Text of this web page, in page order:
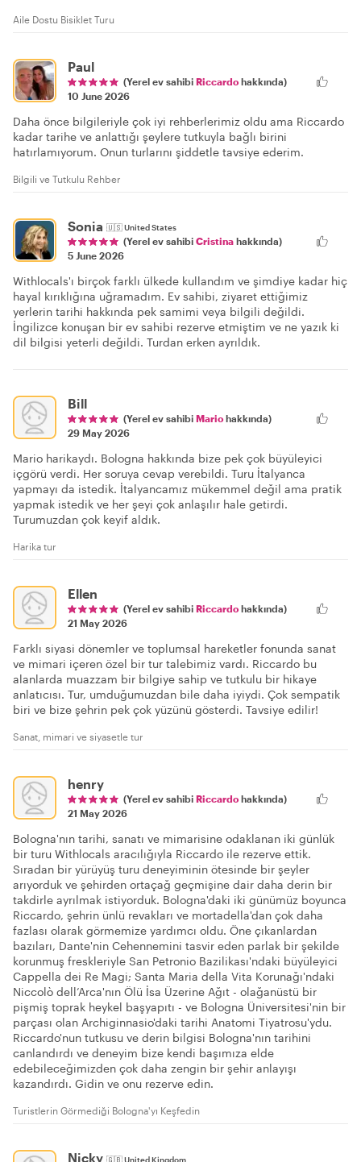
Aile Dostu Bisiklet Turu
Paul
(Yerel ev sahibi Riccardo hakkında)
10 June 2026
Daha önce bilgileriyle çok iyi rehberlerimiz oldu ama Riccardo
kadar tarihe ve anlattığı şeylere tutkuyla bağlı birini
hatırlamıyorum. Onun turlarını şiddetle tavsiye ederim.
Bilgili ve Tutkulu Rehber
Sonia 🇺🇸United States
(Yerel ev sahibi Cristina hakkında)
5 June 2026
Withlocals'ı birçok farklı ülkede kullandım ve şimdiye kadar hiç
hayal kırıklığına uğramadım. Ev sahibi, ziyaret ettiğimiz
yerlerin tarihi hakkında pek samimi veya bilgili değildi.
İngilizce konuşan bir ev sahibi rezerve etmiştim ve ne yazık ki
dil bilgisi yeterli değildi. Turdan erken ayrıldık.
Bill
(Yerel ev sahibi Mario hakkında)
29 May 2026
Mario harikaydı. Bologna hakkında bize pek çok büyüleyici
içgörü verdi. Her soruya cevap verebildi. Turu İtalyanca
yapmayı da istedik. İtalyancamız mükemmel değil ama pratik
yapmak istedik ve her şeyi çok anlaşılır hale getirdi.
Turumuzdan çok keyif aldık.
Harika tur
Ellen
(Yerel ev sahibi Riccardo hakkında)
21 May 2026
Farklı siyasi dönemler ve toplumsal hareketler fonunda sanat
ve mimari içeren özel bir tur talebimiz vardı. Riccardo bu
alanlarda muazzam bir bilgiye sahip ve tutkulu bir hikaye
anlatıcısı. Tur, umduğumuzdan bile daha iyiydi. Çok sempatik
biri ve bize şehrin pek çok yüzünü gösterdi. Tavsiye edilir!
Sanat, mimari ve siyasetle tur
henry
(Yerel ev sahibi Riccardo hakkında)
21 May 2026
Bologna'nın tarihi, sanatı ve mimarisine odaklanan iki günlük
bir turu Withlocals aracılığıyla Riccardo ile rezerve ettik.
Sıradan bir yürüyüş turu deneyiminin ötesinde bir şeyler
arıyorduk ve şehirden ortaçağ geçmişine dair daha derin bir
takdirle ayrılmak istiyorduk. Bologna'daki iki günümüz boyunca
Riccardo, şehrin ünlü revakları ve mortadella'dan çok daha
fazlası olarak görmemize yardımcı oldu. Öne çıkanlardan
bazıları, Dante'nin Cehennemini tasvir eden parlak bir şekilde
korunmuş freskleriyle San Petronio Bazilikası'ndaki büyüleyici
Cappella dei Re Magi; Santa Maria della Vita Korunağı'ndaki
Niccolò dell’Arca'nın Ölü İsa Üzerine Ağıt - olağanüstü bir
pişmiş toprak heykel başyapıtı - ve Bologna Üniversitesi'nin bir
parçası olan Archiginnasio'daki tarihi Anatomi Tiyatrosu'ydu.
Riccardo'nun tutkusu ve derin bilgisi Bologna'nın tarihini
canlandırdı ve deneyim bize kendi başımıza elde
edebileceğimizden çok daha zengin bir şehir anlayışı
kazandırdı. Gidin ve onu rezerve edin.
Turistlerin Görmediği Bologna'yı Keşfedin
Nicky 🇬🇧United Kingdom